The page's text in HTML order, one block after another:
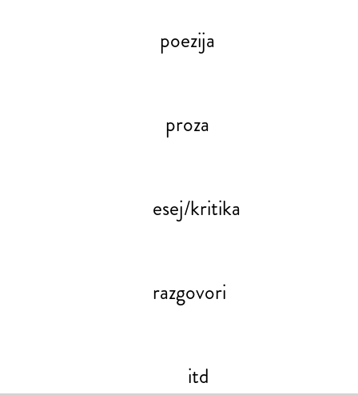
poezija
proza
esej/kritika
razgovori
itd